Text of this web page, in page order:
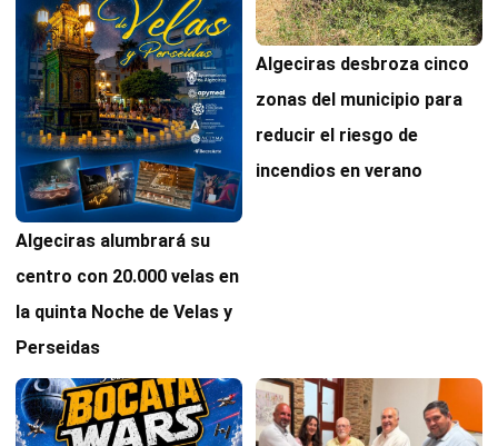
Algeciras alumbrará su
centro con 20.000 velas en
la quinta Noche de Velas y
Perseidas
Algeciras desbroza cinco
zonas del municipio para
reducir el riesgo de
incendios en verano